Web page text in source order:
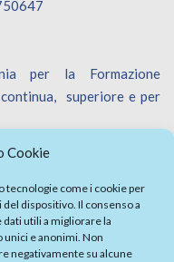
Cookie
come i cookie per
dispositivo. Il consenso a
utili a migliorare la
unici e anonimi. Non
negativamente su alcune
per la Formazione
superiore e per